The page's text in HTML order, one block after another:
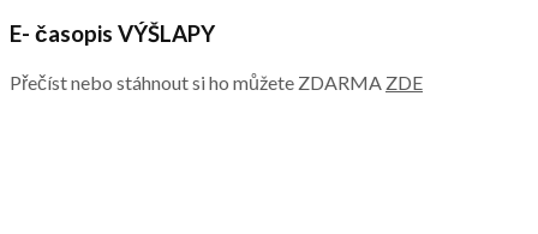
E- časopis VÝŠLAPY
Přečíst nebo stáhnout si ho můžete ZDARMA ZDE